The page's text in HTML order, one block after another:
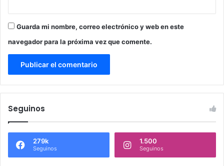
Guarda mi nombre, correo electrónico y web en este
navegador para la próxima vez que comente.
Seguinos
279k
Seguinos
1.500
Seguinos